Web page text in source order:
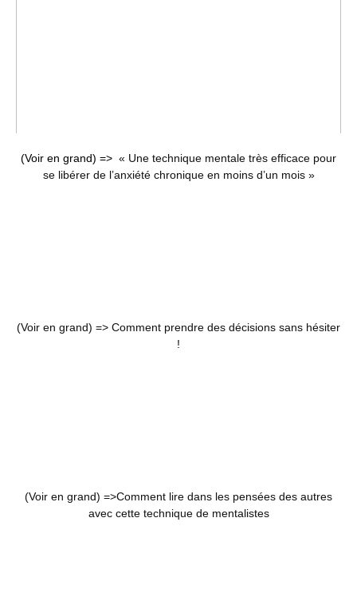
(Voir en grand) => « Une technique mentale très efficace pour
se libérer de l’anxiété chronique en moins d’un mois »
(Voir en grand) => Comment prendre des décisions sans hésiter
!
(Voir en grand) =>Comment lire dans les pensées des autres
avec cette technique de mentalistes